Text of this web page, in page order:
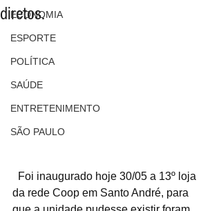
ECONOMIA
ESPORTE
POLÍTICA
SAÚDE
ENTRETENIMENTO
SÃO PAULO
diretos.
da rede Coop em Santo André, para